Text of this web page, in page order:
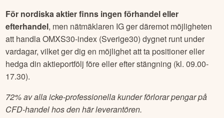
För nordiska aktier finns ingen förhandel eller
efterhandel, men nätmäklaren IG ger däremot möjligheten
att handla OMXS30-index (Sverige30) dygnet runt under
vardagar, vilket ger dig en möjlighet att ta positioner eller
hedga din aktieportfölj före eller efter stängning (kl. 09.00-
17.30).
72% av alla icke-professionella kunder förlorar pengar på
CFD-handel hos den här leverantören.